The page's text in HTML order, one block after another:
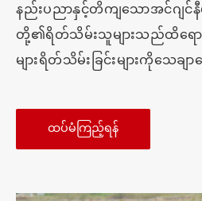
နည်းပညာနှင့်တိကျသောအင်ဂျင်
တို့၏ရိတ်သိမ်းသူများသည်ထိရေ
များရိတ်သိမ်းခြင်းများကိုသေချ
ထပ်မံကြည့်ရန်